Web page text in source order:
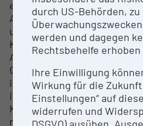
einem Laborbus, einem
Anhänger zum Transport
und Technik. Dies umfasst
Kommunikationsmodule,
Analysearbeitsplätze sowie
Grundausstattung, was für
im Feld notwendig ist. Teil
ist einerseits ein
Kameras und
navigieren kann
durch US-Behörden,
werden und dagegen
Rechtsbehelfe
Ihre Einwilligung
Wirkung für die
Einstellungen“ auf
widerrufen und